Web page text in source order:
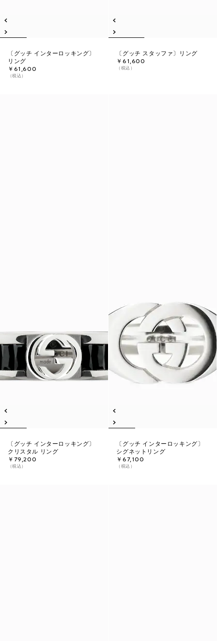
〔グッチ インターロッキング〕
リング
￥61,600
（税込）
〔グッチ スタッファ〕リング
￥61,600
（税込）
〔グッチ インターロッキング〕
クリスタル リング
￥79,200
（税込）
〔グッチ インターロッキング〕
シグネットリング
￥67,100
（税込）